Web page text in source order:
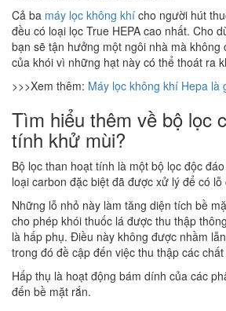
Cả ba máy lọc không khí cho người hút
đều có loại lọc True HEPA cao nhất. Cho
bạn sẽ tận hưởng một ngôi nhà mà không
của khói vì những hạt này có thể thoát ra
>>>Xem thêm: Máy lọc không khí Hepa là
Tìm hiểu thêm về bộ lọc
tính khử mùi?
Bộ lọc than hoạt tính là một bộ lọc độc
loại carbon đặc biệt đã được xử lý để có
Những lỗ nhỏ này làm tăng diện tích bề
cho phép khói thuốc lá được thu thập
là hấp phụ. Điều này không được nhầm
trong đó đề cập đến việc thu thập các chất
Hấp thụ là hoạt động bám dính của các
đến bề mặt rắn.